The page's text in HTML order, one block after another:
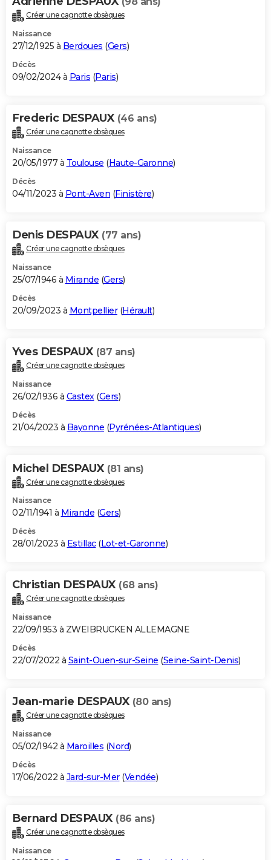
Créer une cagnotte obsèques
Naissance
27/12/1925 à Berdoues (Gers)
Décès
09/02/2024 à Paris (Paris)
Frederic DESPAUX (46 ans)
Créer une cagnotte obsèques
Naissance
20/05/1977 à Toulouse (Haute-Garonne)
Décès
04/11/2023 à Pont-Aven (Finistère)
Denis DESPAUX (77 ans)
Créer une cagnotte obsèques
Naissance
25/07/1946 à Mirande (Gers)
Décès
20/09/2023 à Montpellier(Hérault)
Yves DESPAUX (87 ans)
Créer une cagnotte obsèques
Naissance
26/02/1936 à Castex (Gers)
Décès
21/04/2023 à Bayonne (Pyrénées-Atlantiques)
Michel DESPAUX (81 ans)
Créer une cagnotte obsèques
Naissance
02/11/1941 à Mirande (Gers)
Décès
28/01/2023 à Estillac(Lot-et-Garonne)
Christian DESPAUX (68 ans)
Créer une cagnotte obsèques
Naissance
22/09/1953 à ZWEIBRUCKEN ALLEMAGNE
Décès
22/07/2022 à Saint-Ouen-sur-Seine (Seine-Saint-Denis)
Jean-marie DESPAUX (80 ans)
Créer une cagnotte obsèques
Naissance
05/02/1942 à Maroilles (Nord)
Décès
17/06/2022 à Jard-sur-Mer(Vendée)
Bernard DESPAUX (86 ans)
Créer une cagnotte obsèques
Naissance